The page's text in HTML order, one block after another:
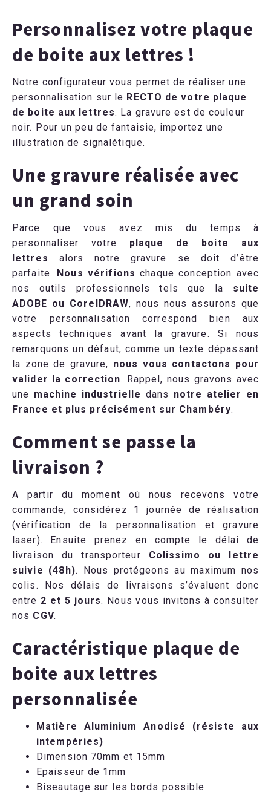
Personnalisez votre plaque
de boite aux lettres !
Notre configurateur vous permet de réaliser une
personnalisation sur le RECTO de votre plaque
de boite aux lettres. La gravure est de couleur
noir. Pour un peu de fantaisie, importez une
illustration de signalétique.
Une gravure réalisée avec
un grand soin
Parce que vous avez mis du temps à
personnaliser votre plaque de boite aux
lettres alors notre gravure se doit d’être
parfaite. Nous vérifions chaque conception avec
nos outils professionnels tels que la suite
ADOBE ou CorelDRAW, nous nous assurons que
votre personnalisation correspond bien aux
aspects techniques avant la gravure. Si nous
remarquons un défaut, comme un texte dépassant
la zone de gravure, nous vous contactons pour
valider la correction. Rappel, nous gravons avec
une machine industrielle dans notre atelier en
France et plus précisément sur Chambéry.
Comment se passe la
livraison ?
A partir du moment où nous recevons votre
commande, considérez 1 journée de réalisation
(vérification de la personnalisation et gravure
laser). Ensuite prenez en compte le délai de
livraison du transporteur Colissimo ou lettre
suivie (48h). Nous protégeons au maximum nos
colis. Nos délais de livraisons s’évaluent donc
entre 2 et 5 jours. Nous vous invitons à consulter
nos CGV.
Caractéristique plaque de
boite aux lettres
personnalisée
Matière Aluminium Anodisé (résiste aux
intempéries)
Dimension 70mm et 15mm
Epaisseur de 1mm
Biseautage sur les bords possible